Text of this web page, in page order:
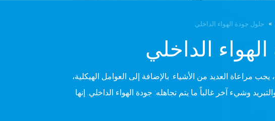
حلول جودة الهواء الداخلي
الداخلي
مراعاة العديد من الأشياء. بالإضافة إلى العوامل الهيكلية،
وشيء آخر غالباً ما يتم تجاهله: جودة الهواء الداخلي. إنها